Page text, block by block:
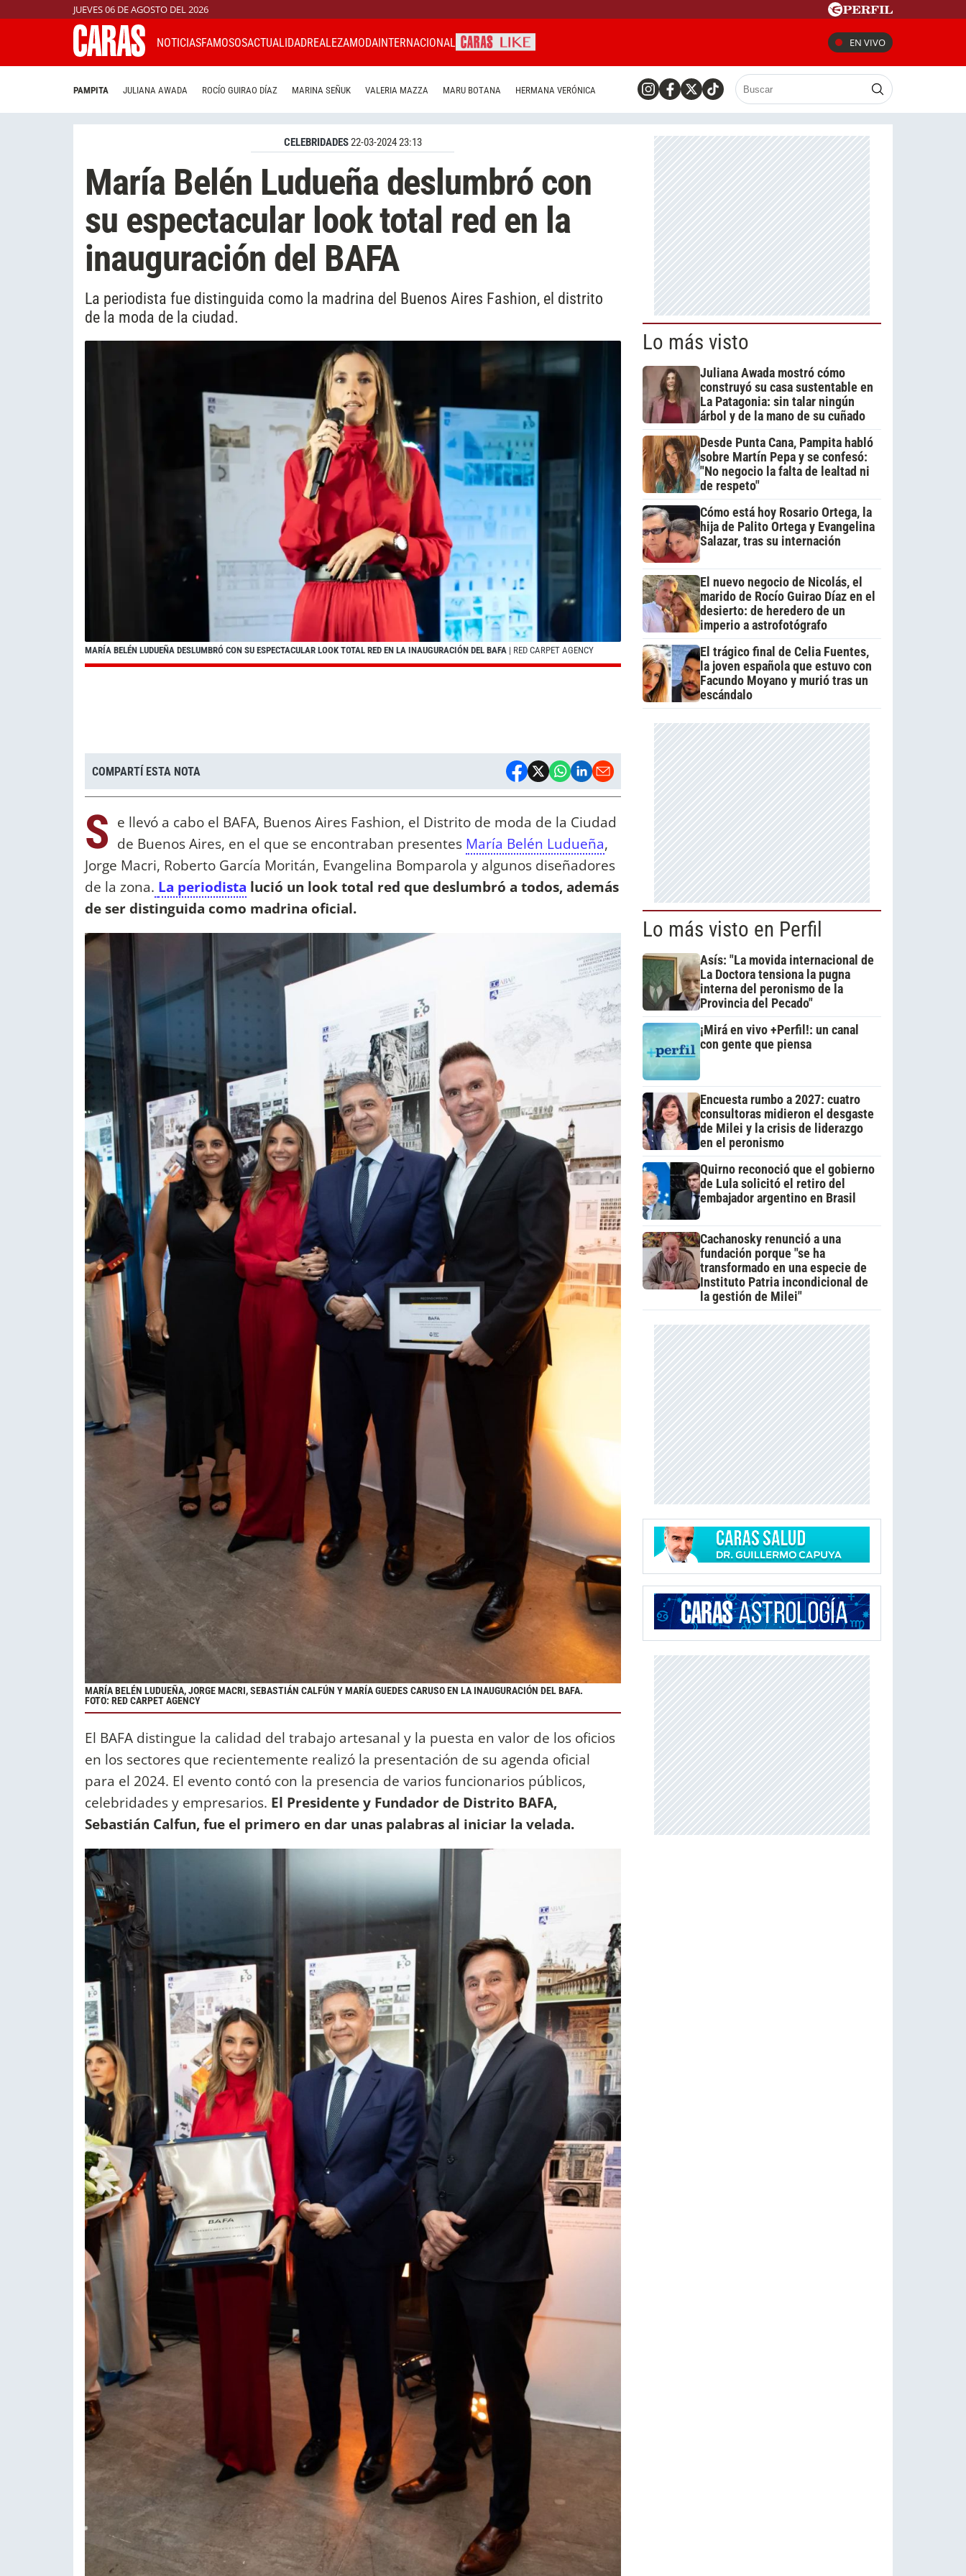
JUEVES 06 DE AGOSTO DEL 2026
NOTICIASFAMOSOSACTUALIDADREALEZAMODAINTERNACIONAL EN VIVO
PAMPITA JULIANA AWADA ROCÍO GUIRAO DÍAZ MARINA SEÑUK VALERIA MAZZA MARU BOTANA HERMANA VERÓNICA
CELEBRIDADES22-03-2024 23:13
María Belén Ludueña deslumbró con
su espectacular look total red en la
inauguración del BAFA
La periodista fue distinguida como la madrina del Buenos Aires Fashion, el distrito
de la moda de la ciudad.
MARÍA BELÉN LUDUEÑA DESLUMBRÓ CON SU ESPECTACULAR LOOK TOTAL RED EN LA INAUGURACIÓN DEL BAFA | RED CARPET AGENCY
COMPARTÍ ESTA NOTA
S e llevó a cabo el BAFA, Buenos Aires Fashion, el Distrito de moda de la Ciudad
de Buenos Aires, en el que se encontraban presentes María Belén Ludueña,
Jorge Macri, Roberto García Moritán, Evangelina Bomparola y algunos diseñadores
de la zona. La periodista lució un look total red que deslumbró a todos, además
de ser distinguida como madrina oficial.
MARÍA BELÉN LUDUEÑA, JORGE MACRI, SEBASTIÁN CALFÚN Y MARÍA GUEDES CARUSO EN LA INAUGURACIÓN DEL BAFA.
FOTO: RED CARPET AGENCY
El BAFA distingue la calidad del trabajo artesanal y la puesta en valor de los oficios
en los sectores que recientemente realizó la presentación de su agenda oficial
para el 2024. El evento contó con la presencia de varios funcionarios públicos,
celebridades y empresarios. El Presidente y Fundador de Distrito BAFA,
Sebastián Calfun, fue el primero en dar unas palabras al iniciar la velada.
Lo más visto
Juliana Awada mostró cómo
construyó su casa sustentable en
La Patagonia: sin talar ningún
árbol y de la mano de su cuñado
Desde Punta Cana, Pampita habló
sobre Martín Pepa y se confesó:
"No negocio la falta de lealtad ni
de respeto"
Cómo está hoy Rosario Ortega, la
hija de Palito Ortega y Evangelina
Salazar, tras su internación
El nuevo negocio de Nicolás, el
marido de Rocío Guirao Díaz en el
desierto: de heredero de un
imperio a astrofotógrafo
El trágico final de Celia Fuentes,
la joven española que estuvo con
Facundo Moyano y murió tras un
escándalo
Lo más visto en Perfil
Asís: "La movida internacional de
La Doctora tensiona la pugna
interna del peronismo de la
Provincia del Pecado"
¡Mirá en vivo +Perfil!: un canal
con gente que piensa
Encuesta rumbo a 2027: cuatro
consultoras midieron el desgaste
de Milei y la crisis de liderazgo
en el peronismo
Quirno reconoció que el gobierno
de Lula solicitó el retiro del
embajador argentino en Brasil
Cachanosky renunció a una
fundación porque "se ha
transformado en una especie de
Instituto Patria incondicional de
la gestión de Milei"